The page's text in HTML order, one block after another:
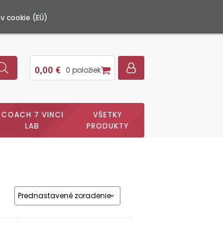
cookie (EÚ)
0,00 € 0 položiek
COACH 7 VINCI
LAB
VŠETKY
PRODUKTY